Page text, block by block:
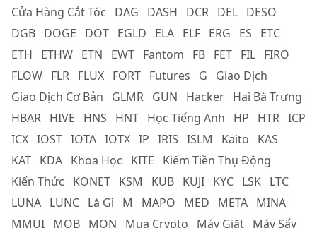
Cửa Hàng Cắt Tóc
DAG DASH DCR DEL DESO
DGB DOGE DOT EGLD ELA ELF ERG ES
ETC
ETH
ETHW ETN EWT Fantom FB FET FIL FIRO
FLOW FLR FLUX FORT Futures G
Giao Dịch
Giao Dịch Cơ Bản
GLMR GUN Hacker Hai Bà Trưng
HBAR HIVE HNS HNT Học Tiếng Anh HP HTR ICP
ICX IOST IOTA IOTX IP IRIS ISLM Kaito
KAS
KAT KDA Khoa Học KITE
Kiếm Tiền Thụ Động
Kiến Thức
KONET KSM KUB KUJI KYC LSK LTC
LUNA LUNC Là Gì M MAPO MED META MINA
MMUI MOB MON Mua Crypto Máy Giặt Máy Sấy